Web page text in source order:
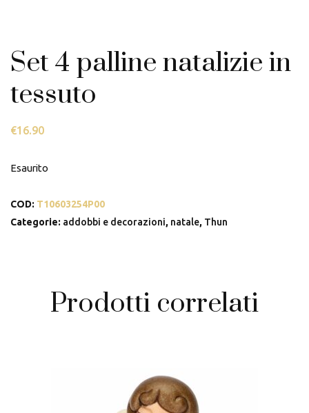
Set 4 palline natalizie in
tessuto
€16.90
Esaurito
COD: T10603254P00
Categorie: addobbi e decorazioni, natale, Thun
Prodotti correlati